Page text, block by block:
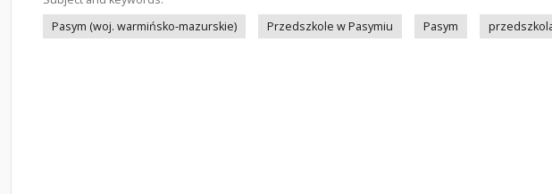
Pasym (woj. warmińsko-mazurskie)
Przedszkole w Pasymiu Pasym